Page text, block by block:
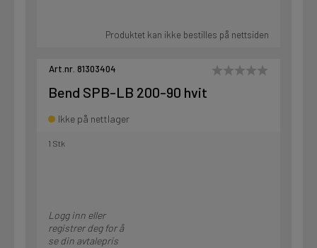
Produktet kan ikke bestilles på nettsiden
Art.nr. 81303404
Bend SPB-LB 200-90 hvit
Ikke på nettlager
1 Stk
Logg inn eller
registrer deg for å
se din avtalepris